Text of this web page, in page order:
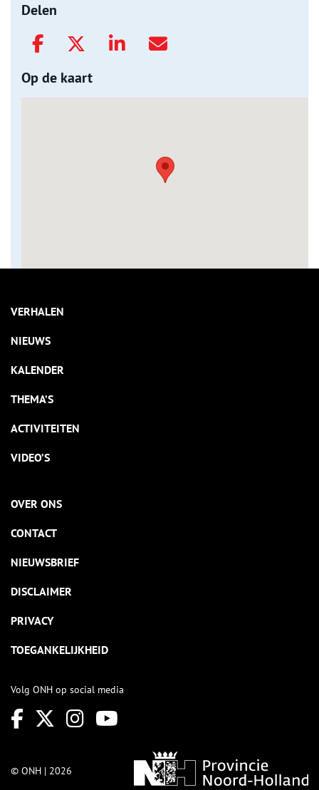
Delen
Op de kaart
VERHALEN
NIEUWS
KALENDER
THEMA’S
ACTIVITEITEN
VIDEO’S
OVER ONS
CONTACT
NIEUWSBRIEF
DISCLAIMER
PRIVACY
TOEGANKELIJKHEID
Volg ONH op social media
© ONH | 2026